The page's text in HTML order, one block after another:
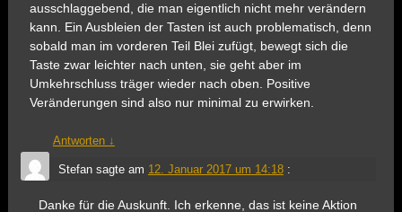
ausschlaggebend, die man eigentlich nicht mehr verändern
kann. Ein Ausbleien der Tasten ist auch problematisch, denn
sobald man im vorderen Teil Blei zufügt, bewegt sich die
Taste zwar leichter nach unten, sie geht aber im
Umkehrschluss träger wieder nach oben. Positive
Veränderungen sind also nur minimal zu erwirken.
Antworten ↓
Stefansagte am 12. Januar 2017 um 14:18 :
Danke für die Auskunft. Ich erkenne, das ist keine Aktion